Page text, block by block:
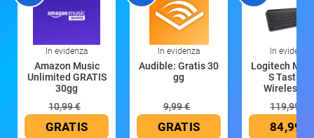
In evidenza
Amazon Music
Unlimited GRATIS
30gg
10,99 €
GRATIS
In evidenza
Audible: Gratis 30
gg
9,99 €
GRATIS
In evidenza
Logitech MX
S Tastiera
Wireless
119,99 €
84,99 €